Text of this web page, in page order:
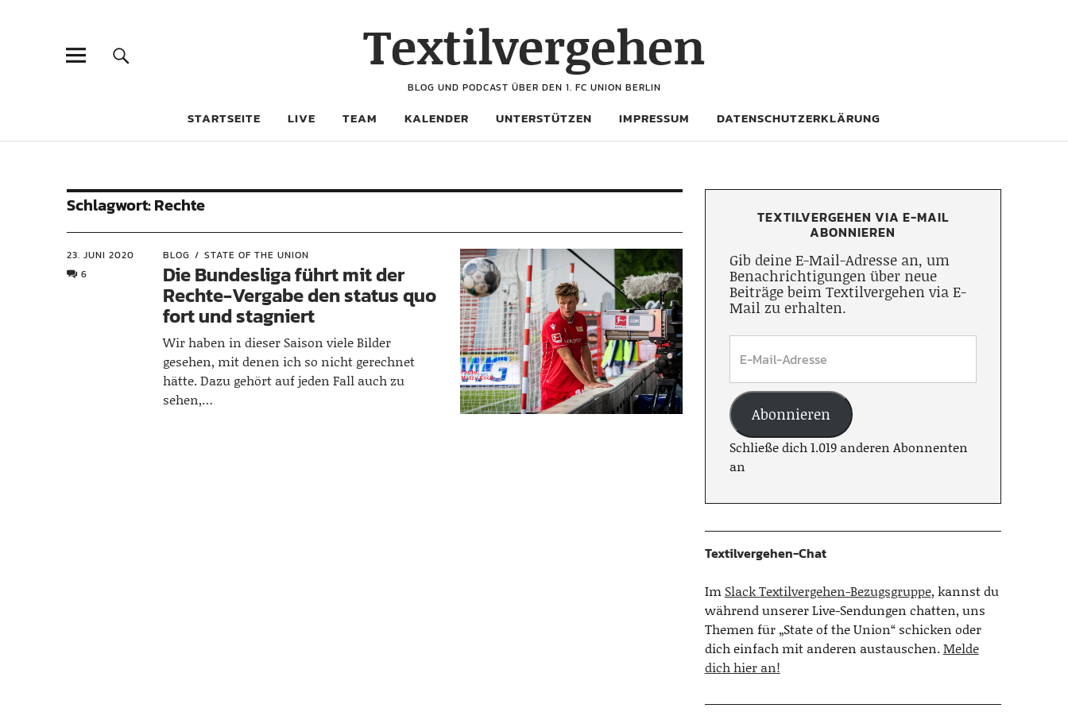
Textilvergehen
BLOG UND PODCAST ÜBER DEN 1. FC UNION BERLIN
STARTSEITE LIVE TEAM KALENDER UNTERSTÜTZEN IMPRESSUM DATENSCHUTZERKLÄRUNG
Schlagwort:Rechte
23. JUNI 2020
6
BLOG STATE OF THE UNION
Die Bundesliga führt mit der
Rechte-Vergabe den status quo
fort und stagniert
Wir haben in dieser Saison viele Bilder
gesehen, mit denen ich so nicht gerechnet
hätte. Dazu gehört auf jeden Fall auch zu
sehen,…
TEXTILVERGEHEN VIA E-MAIL
ABONNIEREN
Gib deine E-Mail-Adresse an, um
Benachrichtigungen über neue
Beiträge beim Textilvergehen via E-
Mail zu erhalten.
Abonnieren
Schließe dich 1.019 anderen Abonnenten
an
Textilvergehen-Chat
Im Slack Textilvergehen-Bezugsgruppe, kannst du
während unserer Live-Sendungen chatten, uns
Themen für „State of the Union“ schicken oder
dich einfach mit anderen austauschen.Melde
dich hier an!